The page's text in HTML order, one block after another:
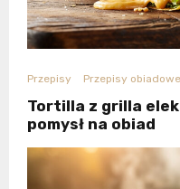
Przepisy Przepisy obiadowe
Tortilla z grilla
pomysł na obiad